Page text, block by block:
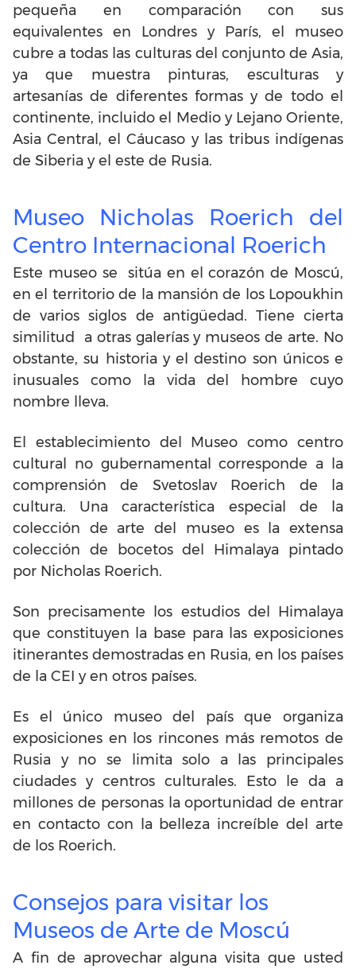
pequeña en comparación con sus
equivalentes en Londres y París, el museo
cubre a todas las culturas del conjunto de Asia,
ya que muestra pinturas, esculturas y
artesanías de diferentes formas y de todo el
continente, incluido el Medio y Lejano Oriente,
Asia Central, el Cáucaso y las tribus indígenas
de Siberia y el este de Rusia.
Museo Nicholas Roerich del
Centro Internacional Roerich
Este museo se sitúa en el corazón de Moscú,
en el territorio de la mansión de los Lopoukhin
de varios siglos de antigüedad. Tiene cierta
similitud a otras galerías y museos de arte. No
obstante, su historia y el destino son únicos e
inusuales como la vida del hombre cuyo
nombre lleva.
El establecimiento del Museo como centro
cultural no gubernamental corresponde a la
comprensión de Svetoslav Roerich de la
cultura. Una característica especial de la
colección de arte del museo es la extensa
colección de bocetos del Himalaya pintado
por Nicholas Roerich.
Son precisamente los estudios del Himalaya
que constituyen la base para las exposiciones
itinerantes demostradas en Rusia, en los países
de la CEI y en otros países.
Es el único museo del país que organiza
exposiciones en los rincones más remotos de
Rusia y no se limita solo a las principales
ciudades y centros culturales. Esto le da a
millones de personas la oportunidad de entrar
en contacto con la belleza increíble del arte
de los Roerich.
Consejos para visitar los
Museos de Arte de Moscú
A fin de aprovechar alguna visita que usted